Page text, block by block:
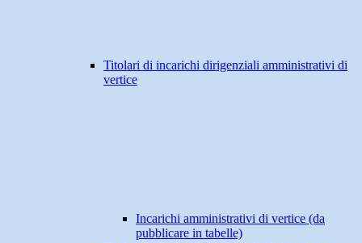
Titolari di incarichi dirigenziali amministrativi di
vertice
Incarichi amministrativi di vertice (da
pubblicare in tabelle)